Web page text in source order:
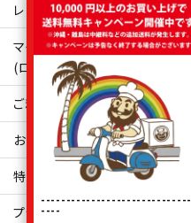
レビュー・口コミ 一覧ページ
マイアカウント
(ログイン/新規会員登録)
ご利用ガイド
お問い合わせ
特定商取引 法表示
プライバシーポリシー
------------------------------
----